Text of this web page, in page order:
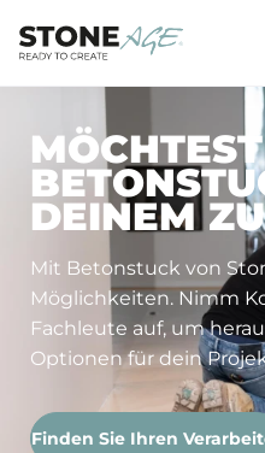
DEINEM
Mit Betonstuck von
Möglichkeiten. Nimm
Fachleute auf, um
Optionen für dein
Finden Sie Ihren